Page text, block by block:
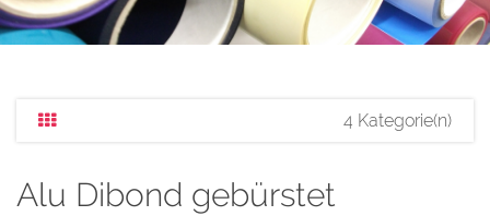
4 Kategorie(n)
Alu Dibond gebürstet